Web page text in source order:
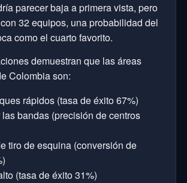
parecer baja a primera vista, pero
32 equipos, una probabilidad del
como el cuarto favorito.
demuestran que las áreas
Colombia son:
rápidos (tasa de éxito 67%)
bandas (precisión de centros
tiro de esquina (conversión de
(tasa de éxito 31%)